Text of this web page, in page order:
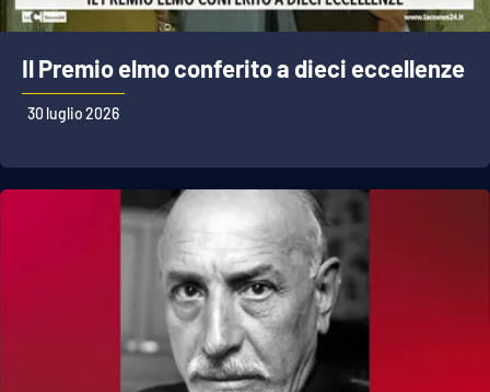
Il Premio elmo conferito a dieci eccellenze
30 luglio 2026